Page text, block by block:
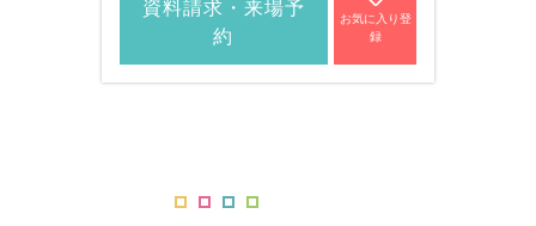
資料請求・来場予
約
お気に入り登
録